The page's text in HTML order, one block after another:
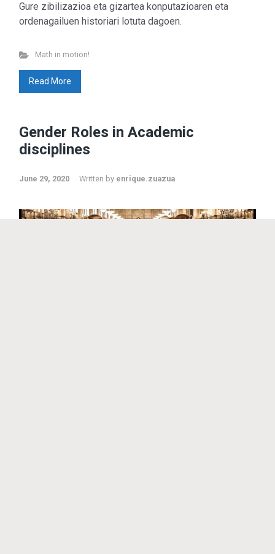
Gure zibilizazioa eta gizartea konputazioaren eta
ordenagailuen historiari lotuta dagoen.
Math in motion!
Read More
Gender Roles in Academic
disciplines
June 29, 2020 Written by enrique.zuazua
Beyond Math(198)
lang-euskera
Math in motion!(256)
Television
(43)
Sin categoría(3)
© 2011 - 2023 Enrique Zuazua Iriondo